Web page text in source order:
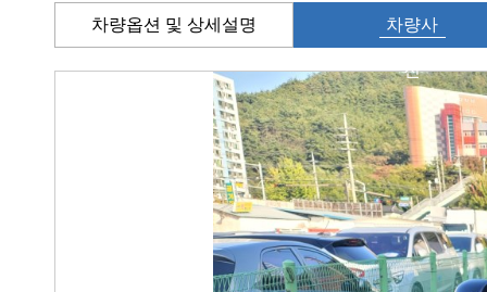
차량옵션 및 상세설명 차량사
진